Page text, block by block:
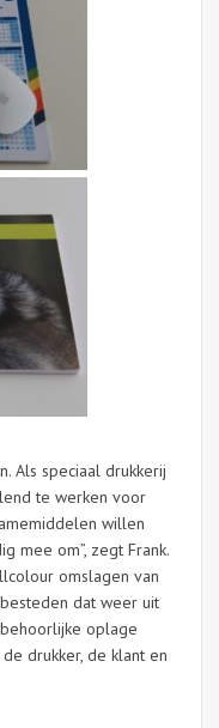
Als speciaal drukkerij
te werken voor
willen
mee om”, zegt Frank.
omslagen van
dat weer uit
oplage
drukker, de klant en